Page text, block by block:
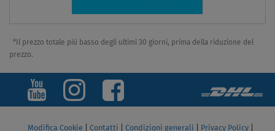
*Il prezzo totale più basso degli ultimi 30 giorni, prima della riduzione del
prezzo.
Modifica Cookie Contatti Condizioni generali Privacy Policy